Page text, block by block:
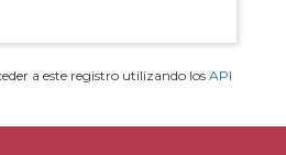
a este registro utilizando los API